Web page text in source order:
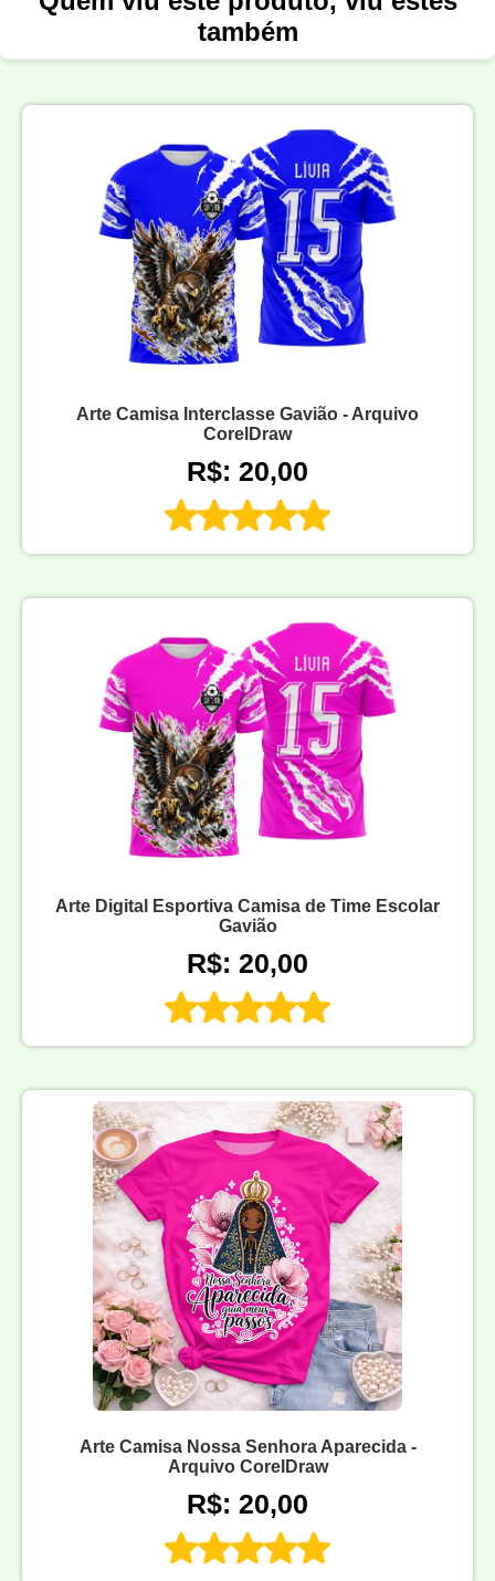
também
Arte Camisa Interclasse Gavião - Arquivo
CorelDraw
R$: 20,00
Arte Digital Esportiva Camisa de Time Escolar
Gavião
R$: 20,00
Arte Camisa Nossa Senhora Aparecida -
Arquivo CorelDraw
R$: 20,00